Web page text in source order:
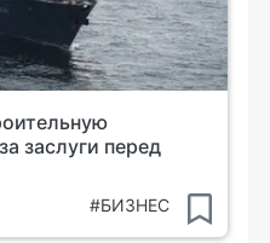
заслуги перед
#БИЗНЕС